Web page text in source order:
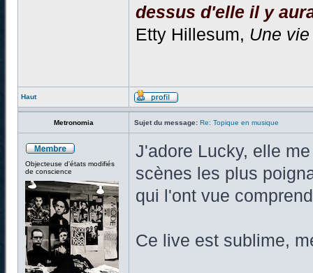
dessus d'elle il y
Etty Hillesum, Une
Haut
Metronomia Sujet du message: Re: Topique en musique
Objecteuse d'états modifiés
de conscience
J'adore Lucky, elle
scènes les plus
qui l'ont vue
Ce live est sublime,